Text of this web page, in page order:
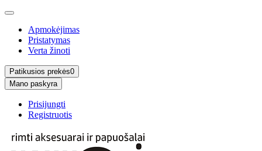
Apmokėjimas
Pristatymas
Verta žinoti
Patikusios prekės0
Mano paskyra
Prisijungti
Registruotis